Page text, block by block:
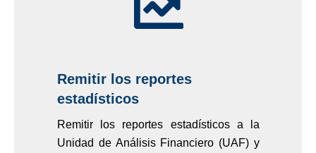
Remitir los reportes
estadísticos
Remitir los reportes estadísticos a la
Unidad de Análisis Financiero (UAF) y